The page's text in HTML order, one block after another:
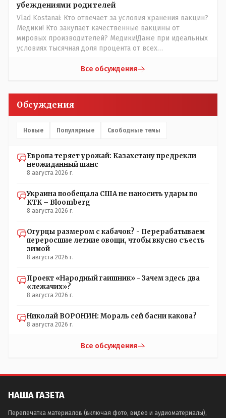
убеждениями родителей
Vlad Kostanai: Кто отвечает за условия хранения вакцин?
Медики! Кто закупает качественные вакцины от
мировых производителей? Медики!Даже при идеальных
условиях тысячная доля процента от всех
прививки. Бумага нужна как защита от дол.....бов не
люди и отказываются и я в том числе своих не
прививал.Лично я вам и тем другим людям благодарен.
частотности появления в популяции соответствующих
естественный отбор.
Все обсуждения
Обсуждения
Новые Популярные Свободные темы
Европа теряет урожай: Казахстану предрекли
неожиданный шанс
8 августа 2026 г.
Украина пообещала США не наносить удары по
КТК – Bloomberg
8 августа 2026 г.
Огурцы размером с кабачок? - Перерабатываем
переросшие летние овощи, чтобы вкусно съесть
зимой
8 августа 2026 г.
Проект «Народный гаишник» - Зачем здесь два
«лежачих»?
8 августа 2026 г.
Николай ВОРОНИН: Мораль сей басни какова?
8 августа 2026 г.
Все обсуждения
НАША ГАЗЕТА
Перепечатка материалов (включая фото, видео и аудиоматериалы),